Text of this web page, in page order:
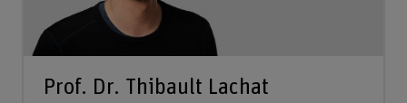
Prof. Dr. Thibault Lachat